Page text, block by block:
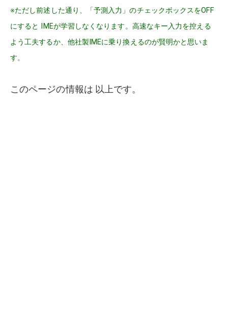
※ただし前述した通り、「予測入力」のチェックボックスをOFF
にすると IMEが学習しなくなります。高速なキー入力を控える
よう工夫するか、他社製IMEに乗り換えるのが賢明かと思いま
す。
このページの情報は 以上です。